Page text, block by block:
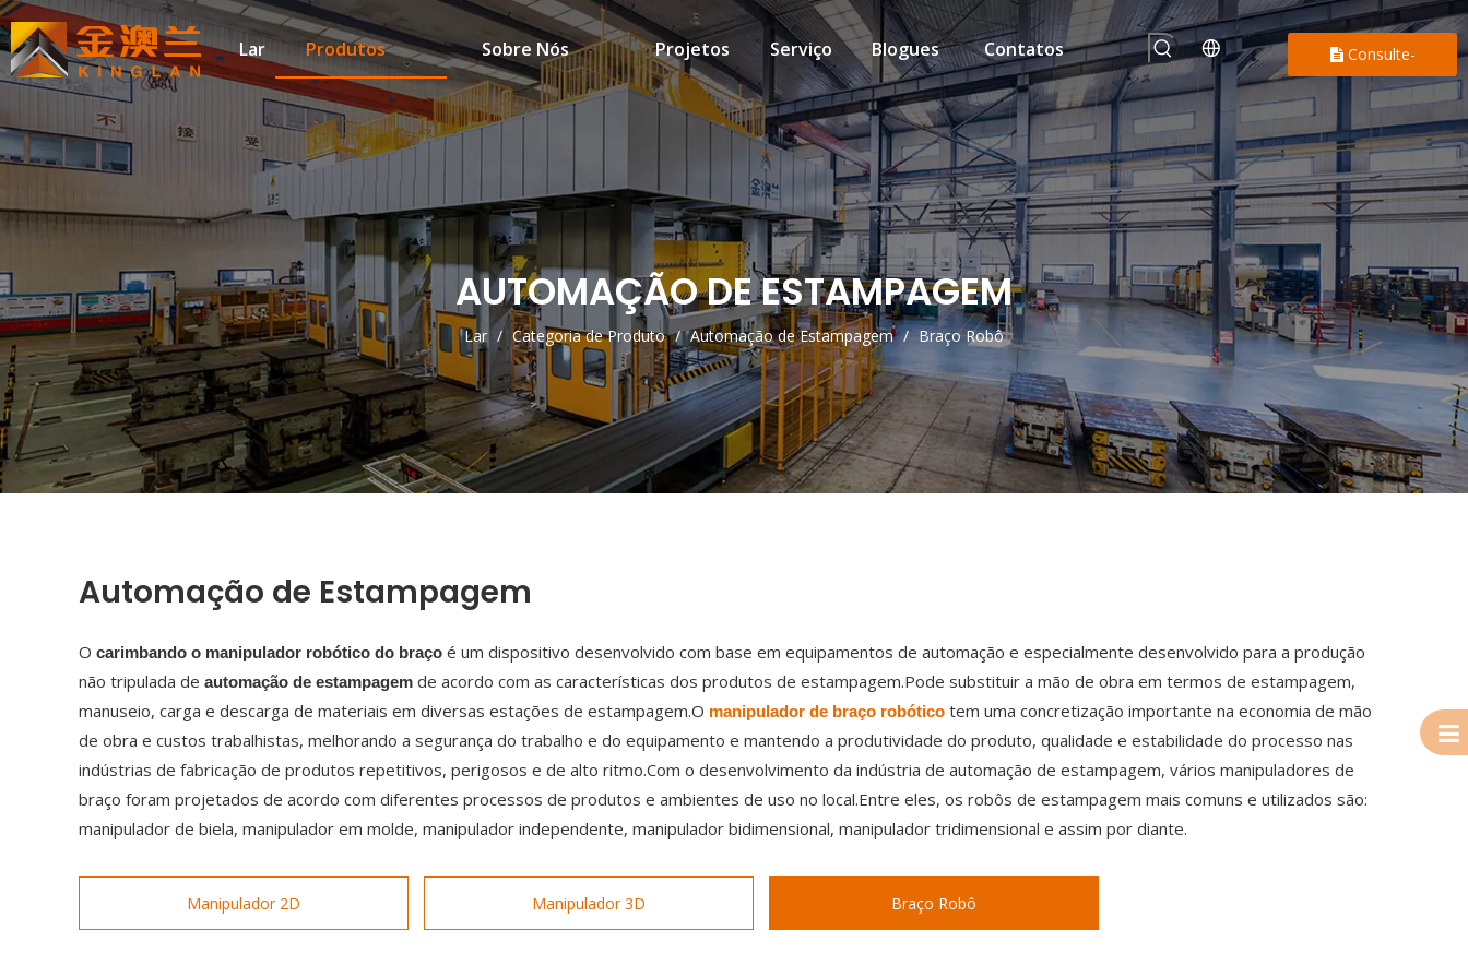
Lar Produtos Sobre Nós Projetos Serviço Blogues Contatos Consulte-
nos
AUTOMAÇÃO DE ESTAMPAGEM
Lar / Categoria de Produto / Automação de Estampagem / Braço Robô
Automação de Estampagem
O carimbando o manipulador robótico do braço é um dispositivo desenvolvido com base em equipamentos de automação e especialmente desenvolvido para a produção
não tripulada de automação de estampagem de acordo com as características dos produtos de estampagem.Pode substituir a mão de obra em termos de estampagem,
manuseio, carga e descarga de materiais em diversas estações de estampagem.O manipulador de braço robótico tem uma concretização importante na economia de mão
de obra e custos trabalhistas, melhorando a segurança do trabalho e do equipamento e mantendo a produtividade do produto, qualidade e estabilidade do processo nas
indústrias de fabricação de produtos repetitivos, perigosos e de alto ritmo.Com o desenvolvimento da indústria de automação de estampagem, vários manipuladores de
braço foram projetados de acordo com diferentes processos de produtos e ambientes de uso no local.Entre eles, os robôs de estampagem mais comuns e utilizados são:
manipulador de biela, manipulador em molde, manipulador independente, manipulador bidimensional, manipulador tridimensional e assim por diante.
Manipulador 2D Manipulador 3D Braço Robô